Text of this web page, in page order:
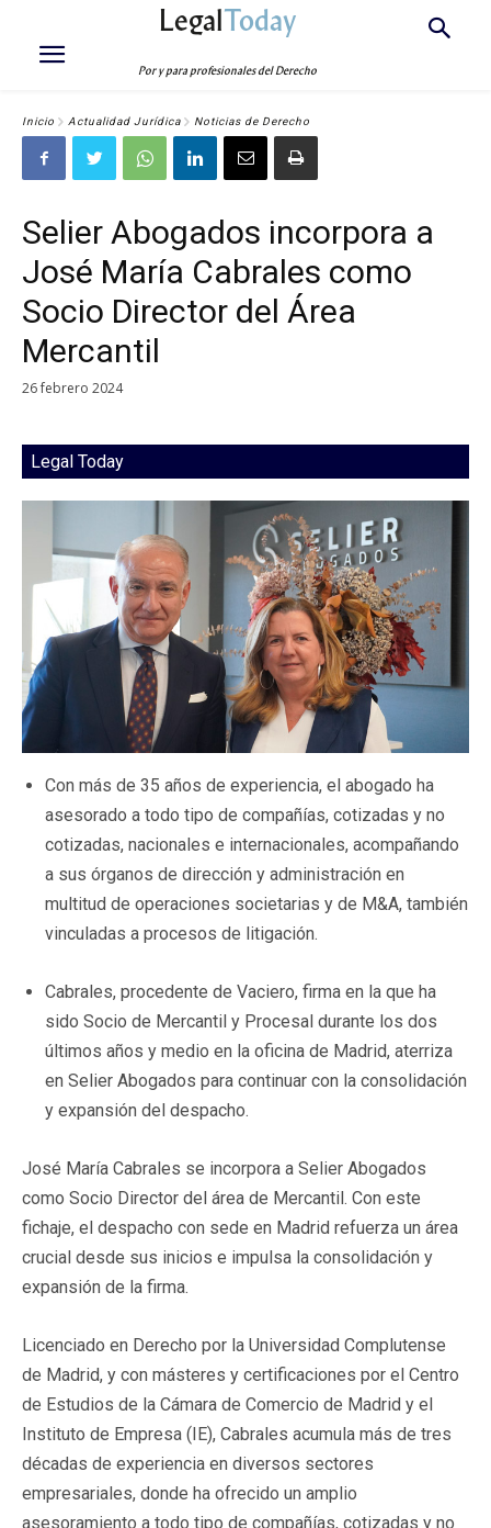
LegalToday
Por y para profesionales del Derecho
Inicio Actualidad Jurídica Noticias de Derecho
Selier Abogados incorpora a
José María Cabrales como
Socio Director del Área
Mercantil
26 febrero 2024
Legal Today
Con más de 35 años de experiencia, el abogado ha
asesorado a todo tipo de compañías, cotizadas y no
cotizadas, nacionales e internacionales, acompañando
a sus órganos de dirección y administración en
multitud de operaciones societarias y de M&A, también
vinculadas a procesos de litigación.
Cabrales, procedente de Vaciero, firma en la que ha
sido Socio de Mercantil y Procesal durante los dos
últimos años y medio en la oficina de Madrid, aterriza
en Selier Abogados para continuar con la consolidación
y expansión del despacho.
José María Cabrales se incorpora a Selier Abogados
como Socio Director del área de Mercantil. Con este
fichaje, el despacho con sede en Madrid refuerza un área
crucial desde sus inicios e impulsa la consolidación y
expansión de la firma.
Licenciado en Derecho por la Universidad Complutense
de Madrid, y con másteres y certificaciones por el Centro
de Estudios de la Cámara de Comercio de Madrid y el
Instituto de Empresa (IE), Cabrales acumula más de tres
décadas de experiencia en diversos sectores
empresariales, donde ha ofrecido un amplio
asesoramiento a todo tipo de compañías, cotizadas y no